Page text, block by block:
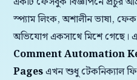
স্প্যাম লিংক, অশালীন ভাষা,
অভিযোগ একসাথে মিশে গেছে।
Comment Automation
Pagesএখন শুধু টেকনিক্যাল